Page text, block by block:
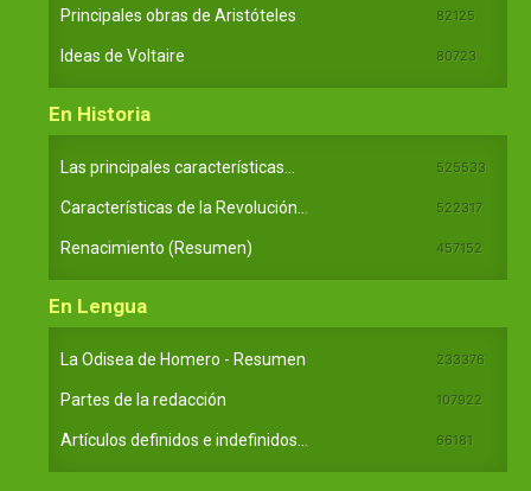
Principales obras de Aristóteles 82125
Ideas de Voltaire 80723
En Historia
Las principales características... 525533
Características de la Revolución... 522317
Renacimiento (Resumen) 457152
En Lengua
La Odisea de Homero - Resumen 233376
Partes de la redacción 107922
Artículos definidos e indefinidos... 66181